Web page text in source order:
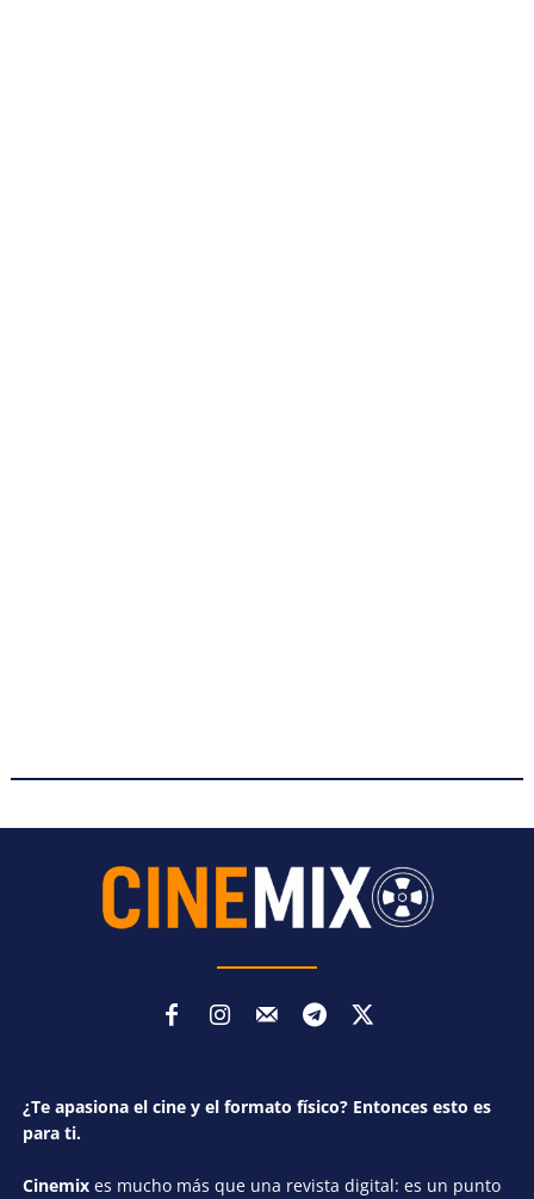
¿Te apasiona el cine y el formato físico? Entonces esto es
para ti.
Cinemix es mucho más que una revista digital: es un punto